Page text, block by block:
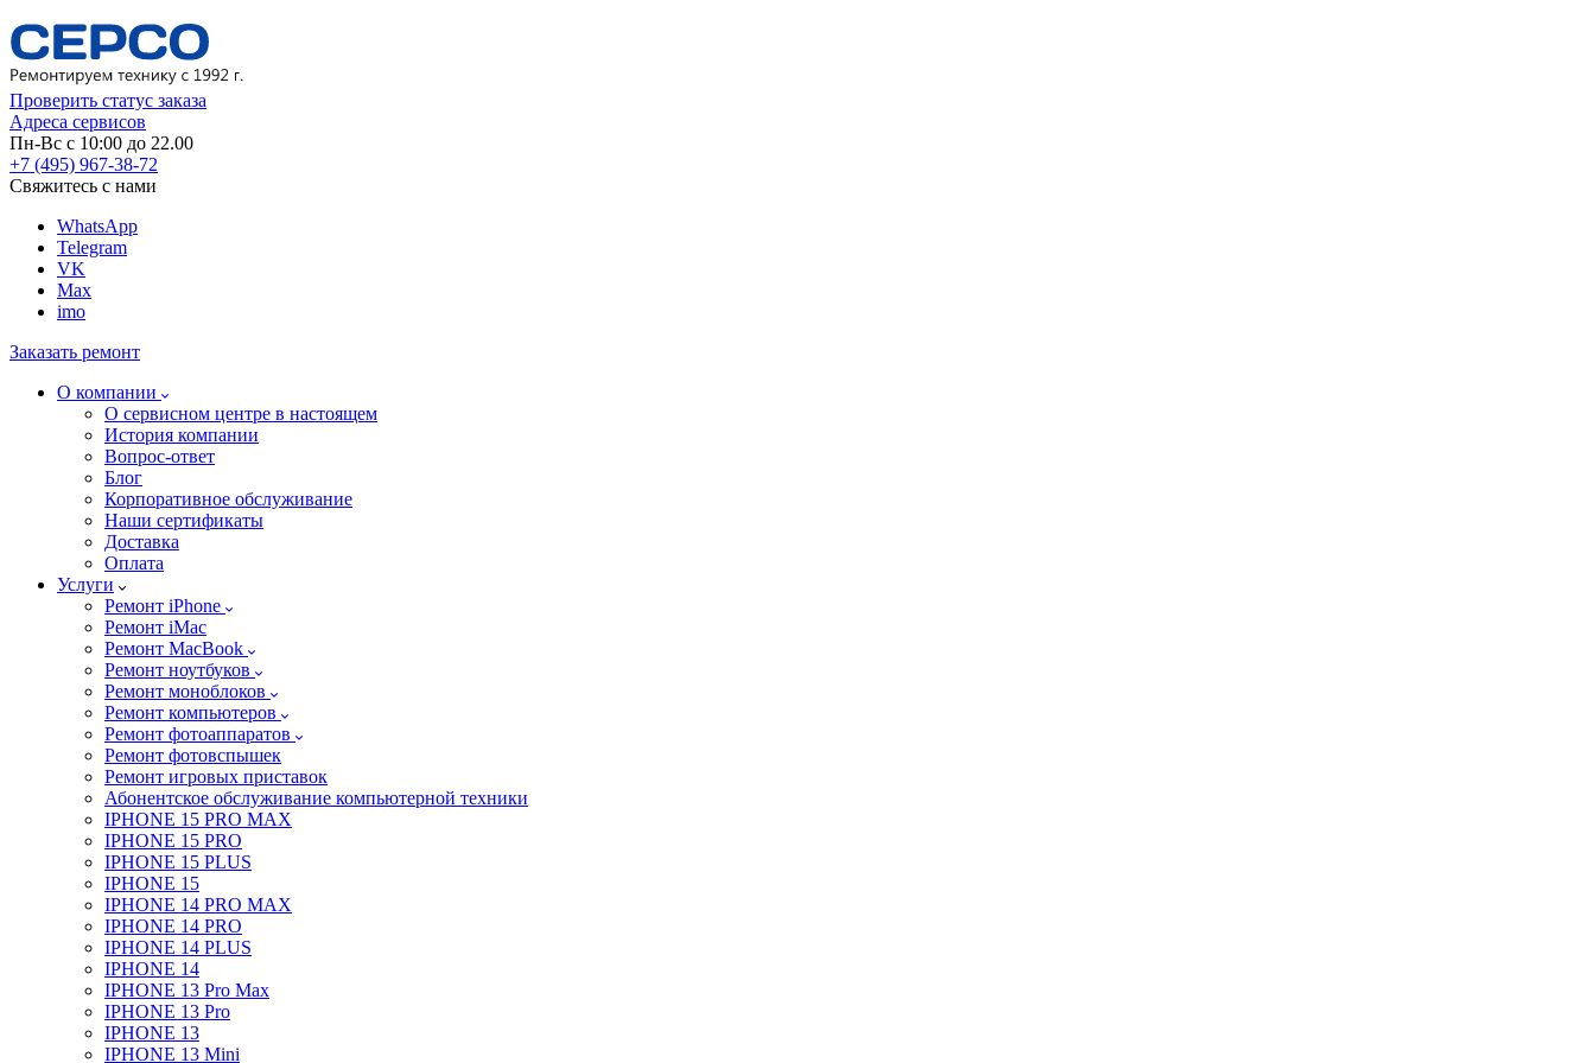
Проверить статус заказа
Адреса сервисов
Пн-Вс с 10:00 до 22.00
+7 (495) 967-38-72
Свяжитесь с нами
WhatsApp
Telegram
VK
Max
imo
Заказать ремонт
О компании
О сервисном центре в настоящем
История компании
Вопрос-ответ
Блог
Корпоративное обслуживание
Наши сертификаты
Доставка
Оплата
Услуги
Ремонт iPhone
Ремонт iMac
Ремонт MacBook
Ремонт ноутбуков
Ремонт моноблоков
Ремонт компьютеров
Ремонт фотоаппаратов
Ремонт фотовспышек
Ремонт игровых приставок
Абонентское обслуживание компьютерной техники
IPHONE 15 PRO MAX
IPHONE 15 PRO
IPHONE 15 PLUS
IPHONE 15
IPHONE 14 PRO MAX
IPHONE 14 PRO
IPHONE 14 PLUS
IPHONE 14
IPHONE 13 Pro Max
IPHONE 13 Pro
IPHONE 13
IPHONE 13 Mini